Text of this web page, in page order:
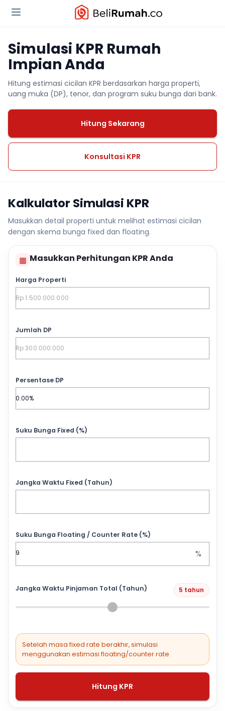
Simulasi KPR Rumah
Impian Anda
Hitung estimasi cicilan KPR berdasarkan harga properti,
uang muka (DP), tenor, dan program suku bunga dari bank.
Hitung Sekarang
Konsultasi KPR
Kalkulator Simulasi KPR
Masukkan detail properti untuk melihat estimasi cicilan
dengan skema bunga fixed dan floating.
▦ Masukkan Perhitungan KPR Anda
Harga Properti
Jumlah DP
Persentase DP
Suku Bunga Fixed (%)
Jangka Waktu Fixed (Tahun)
Suku Bunga Floating / Counter Rate (%)
%
Jangka Waktu Pinjaman Total (Tahun) 5 tahun
Setelah masa fixed rate berakhir, simulasi
menggunakan estimasi floating/counter rate.
Hitung KPR